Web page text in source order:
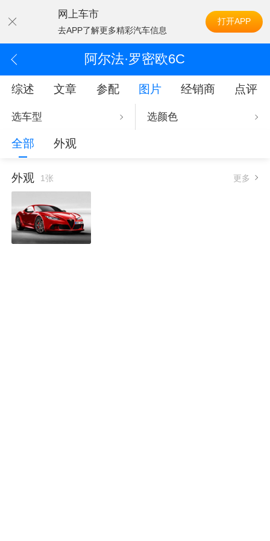
网上车市
去APP了解更多精彩汽车信息
打开APP
阿尔法·罗密欧6C
综述 文章 参配 图片 经销商 点评
选车型 选颜色
全部 外观
外观 1张 更多